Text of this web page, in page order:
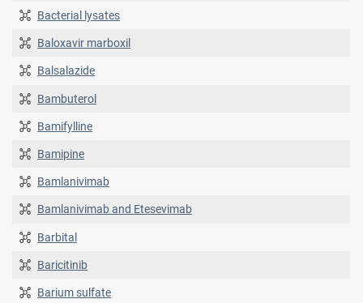
Bacterial lysates
Baloxavir marboxil
Balsalazide
Bambuterol
Bamifylline
Bamipine
Bamlanivimab
Bamlanivimab and Etesevimab
Barbital
Baricitinib
Barium sulfate